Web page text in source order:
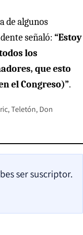
de algunos
señaló: “Estoy
los
que esto
el Congreso)”.
Teletón Don
ser suscriptor.